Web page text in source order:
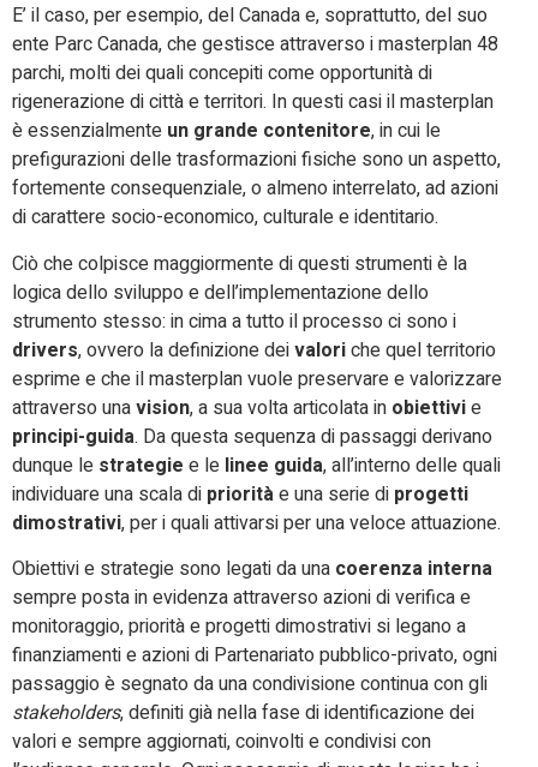
E’ il caso, per esempio, del Canada e, soprattutto, del suo
ente Parc Canada, che gestisce attraverso i masterplan 48
parchi, molti dei quali concepiti come opportunità di
rigenerazione di città e territori. In questi casi il masterplan
è essenzialmente un grande contenitore, in cui le
prefigurazioni delle trasformazioni fisiche sono un aspetto,
fortemente consequenziale, o almeno interrelato, ad azioni
di carattere socio-economico, culturale e identitario.
Ciò che colpisce maggiormente di questi strumenti è la
logica dello sviluppo e dell’implementazione dello
strumento stesso: in cima a tutto il processo ci sono i
drivers, ovvero la definizione deivaloriche quel territorio
esprime e che il masterplan vuole preservare e valorizzare
attraverso unavision, a sua volta articolata in obiettivie
principi-guida. Da questa sequenza di passaggi derivano
dunque le strategie e le linee guida, all’interno delle quali
individuare una scala di prioritàe una serie di progetti
dimostrativi, per i quali attivarsi per una veloce attuazione.
Obiettivi e strategie sono legati da una coerenza interna
sempre posta in evidenza attraverso azioni di verifica e
monitoraggio, priorità e progetti dimostrativi si legano a
finanziamenti e azioni di Partenariato pubblico-privato, ogni
passaggio è segnato da una condivisione continua con gli
stakeholders, definiti già nella fase di identificazione dei
valori e sempre aggiornati, coinvolti e condivisi con